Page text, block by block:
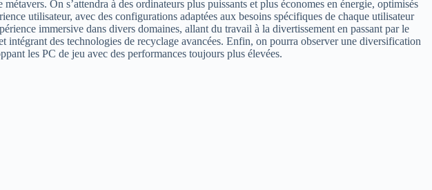
On s’attendra à des ordinateurs plus puissants et plus économes en énergie, optimisés
utilisateur, avec des configurations adaptées aux besoins spécifiques de chaque utilisateur
immersive dans divers domaines, allant du travail à la divertissement en passant par le
intégrant des technologies de recyclage avancées. Enfin, on pourra observer une diversification
les PC de jeu avec des performances toujours plus élevées.